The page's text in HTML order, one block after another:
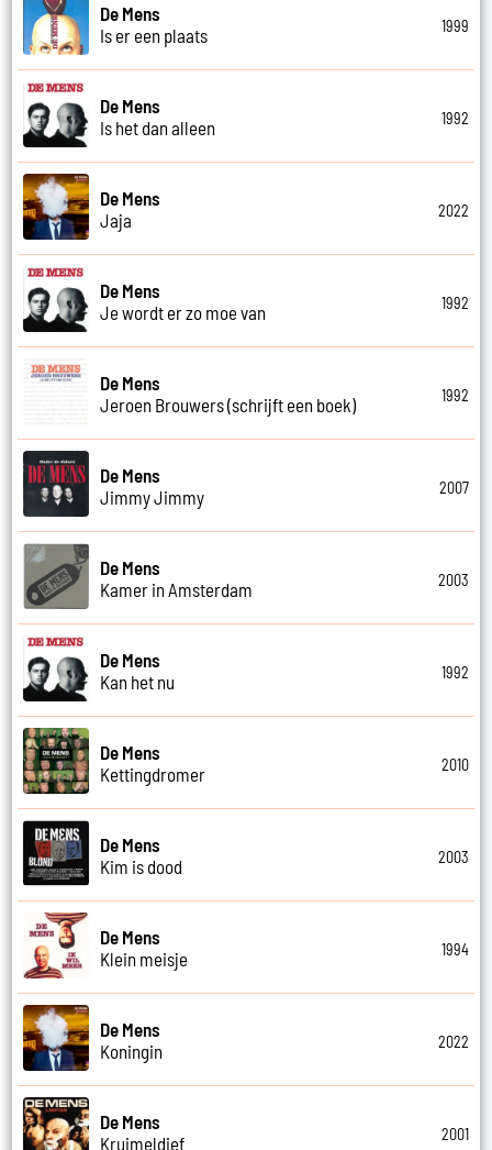
De Mens
Is er een plaats
1999
De Mens
Is het dan alleen
1992
De Mens
Jaja
2022
De Mens
Je wordt er zo moe van
1992
De Mens
Jeroen Brouwers (schrijft een boek)
1992
De Mens
Jimmy Jimmy
2007
De Mens
Kamer in Amsterdam
2003
De Mens
Kan het nu
1992
De Mens
Kettingdromer
2010
De Mens
Kim is dood
2003
De Mens
Klein meisje
1994
De Mens
Koningin
2022
De Mens
Kruimeldief
2001